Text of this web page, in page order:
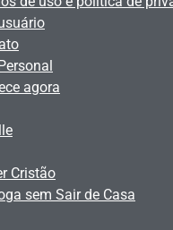
agora
Cristão
sem Sair de Casa